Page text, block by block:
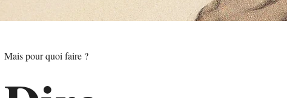
Mais pour quoi faire ?